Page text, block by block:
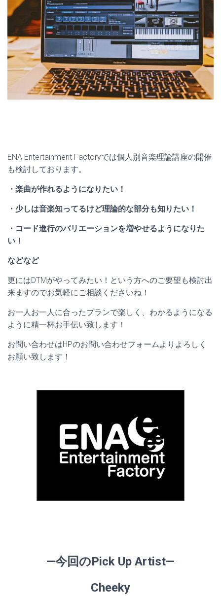
ENA Entertainment Factoryでは個人別音楽理論講座の開催
も検討しております。
・楽曲が作れるようになりたい！
・少しは音楽知ってるけど理論的な部分も知りたい！
・コード進行のバリエーションを増やせるようになりた
い！
などなど
更にはDTMがやってみたい！という方へのご要望も検討出
来ますのでお気軽にご相談くださいね！
お一人お一人に合ったプランで楽しく、わかるようになる
ように精一杯お手伝い致します！
お問い合わせはHPのお問い合わせフォームよりよろしく
お願い致します！
—今回のPick Up Artist—
Cheeky